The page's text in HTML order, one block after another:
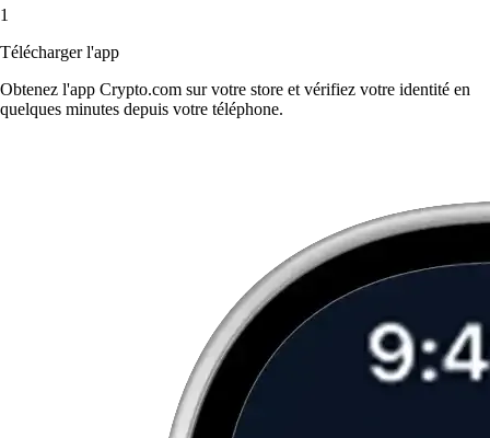
1
Télécharger l'app
Obtenez l'app Crypto.com sur votre store et vérifiez votre identité en
quelques minutes depuis votre téléphone.